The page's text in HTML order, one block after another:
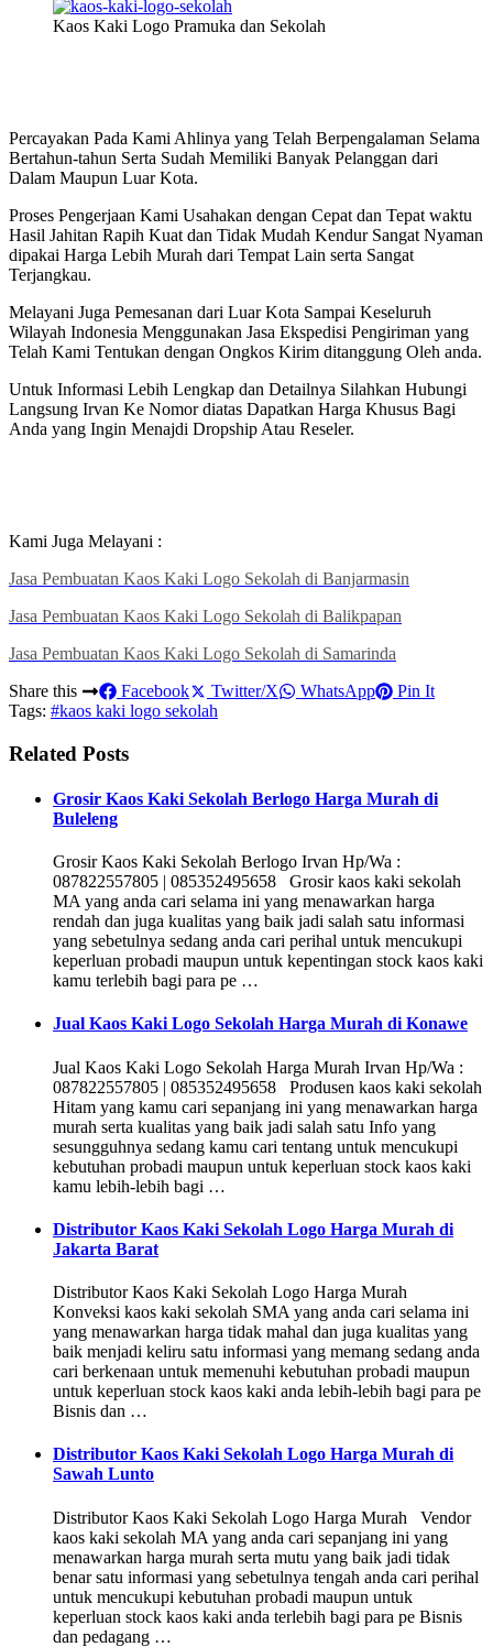
Kaos Kaki Logo Pramuka dan Sekolah
Percayakan Pada Kami Ahlinya yang Telah Berpengalaman Selama
Bertahun-tahun Serta Sudah Memiliki Banyak Pelanggan dari
Dalam Maupun Luar Kota.
Proses Pengerjaan Kami Usahakan dengan Cepat dan Tepat waktu
Hasil Jahitan Rapih Kuat dan Tidak Mudah Kendur Sangat Nyaman
dipakai Harga Lebih Murah dari Tempat Lain serta Sangat
Terjangkau.
Melayani Juga Pemesanan dari Luar Kota Sampai Keseluruh
Wilayah Indonesia Menggunakan Jasa Ekspedisi Pengiriman yang
Telah Kami Tentukan dengan Ongkos Kirim ditanggung Oleh anda.
Untuk Informasi Lebih Lengkap dan Detailnya Silahkan Hubungi
Langsung Irvan Ke Nomor diatas Dapatkan Harga Khusus Bagi
Anda yang Ingin Menajdi Dropship Atau Reseler.
Kami Juga Melayani :
Jasa Pembuatan Kaos Kaki Logo Sekolah di Banjarmasin
Jasa Pembuatan Kaos Kaki Logo Sekolah di Balikpapan
Jasa Pembuatan Kaos Kaki Logo Sekolah di Samarinda
Share this
Facebook Twitter/X WhatsApp
Pin It
Tags: #kaos kaki logo sekolah
Related Posts
Grosir Kaos Kaki Sekolah Berlogo Harga Murah di
Buleleng
Grosir Kaos Kaki Sekolah Berlogo Irvan Hp/Wa :
087822557805 | 085352495658 Grosir kaos kaki sekolah
MA yang anda cari selama ini yang menawarkan harga
rendah dan juga kualitas yang baik jadi salah satu informasi
yang sebetulnya sedang anda cari perihal untuk mencukupi
keperluan probadi maupun untuk kepentingan stock kaos kaki
kamu terlebih bagi para pe …
Jual Kaos Kaki Logo Sekolah Harga Murah di Konawe
Jual Kaos Kaki Logo Sekolah Harga Murah Irvan Hp/Wa :
087822557805 | 085352495658 Produsen kaos kaki sekolah
Hitam yang kamu cari sepanjang ini yang menawarkan harga
murah serta kualitas yang baik jadi salah satu Info yang
sesungguhnya sedang kamu cari tentang untuk mencukupi
kebutuhan probadi maupun untuk keperluan stock kaos kaki
kamu lebih-lebih bagi …
Distributor Kaos Kaki Sekolah Logo Harga Murah di
Jakarta Barat
Distributor Kaos Kaki Sekolah Logo Harga Murah
Konveksi kaos kaki sekolah SMA yang anda cari selama ini
yang menawarkan harga tidak mahal dan juga kualitas yang
baik menjadi keliru satu informasi yang memang sedang anda
cari berkenaan untuk memenuhi kebutuhan probadi maupun
untuk keperluan stock kaos kaki anda lebih-lebih bagi para pe
Bisnis dan …
Distributor Kaos Kaki Sekolah Logo Harga Murah di
Sawah Lunto
Distributor Kaos Kaki Sekolah Logo Harga Murah Vendor
kaos kaki sekolah MA yang anda cari sepanjang ini yang
menawarkan harga murah serta mutu yang baik jadi tidak
benar satu informasi yang sebetulnya tengah anda cari perihal
untuk mencukupi kebutuhan probadi maupun untuk
keperluan stock kaos kaki anda terlebih bagi para pe Bisnis
dan pedagang …